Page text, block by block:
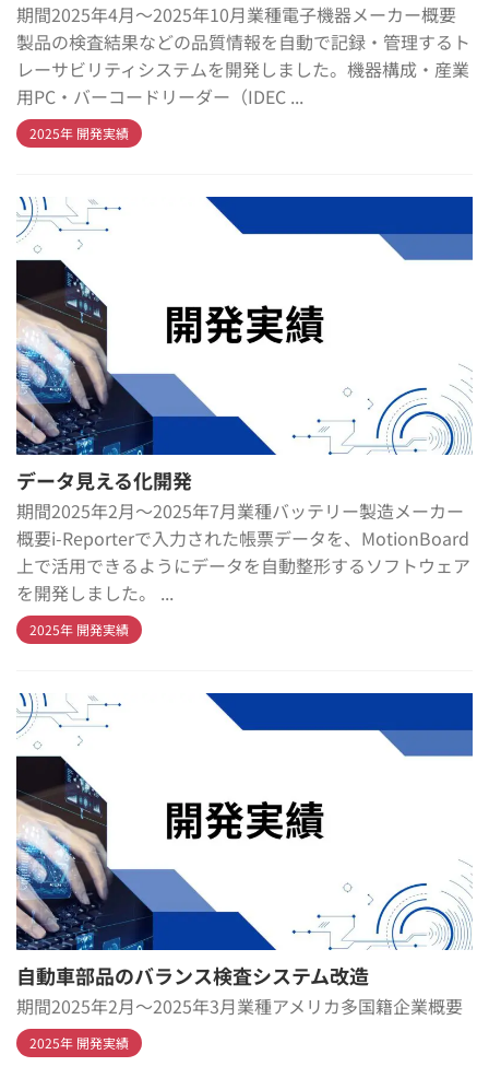
期間2025年4月～2025年10月業種電子機器メーカー概要
製品の検査結果などの品質情報を自動で記録・管理するト
レーサビリティシステムを開発しました。機器構成・産業
用PC・バーコードリーダー（IDEC ...
2025年 開発実績
データ見える化開発
期間2025年2月～2025年7月業種バッテリー製造メーカー
概要i-Reporterで入力された帳票データを、MotionBoard
上で活用できるようにデータを自動整形するソフトウェア
を開発しました。 ...
2025年 開発実績
自動車部品のバランス検査システム改造
期間2025年2月～2025年3月業種アメリカ多国籍企業概要
2025年 開発実績